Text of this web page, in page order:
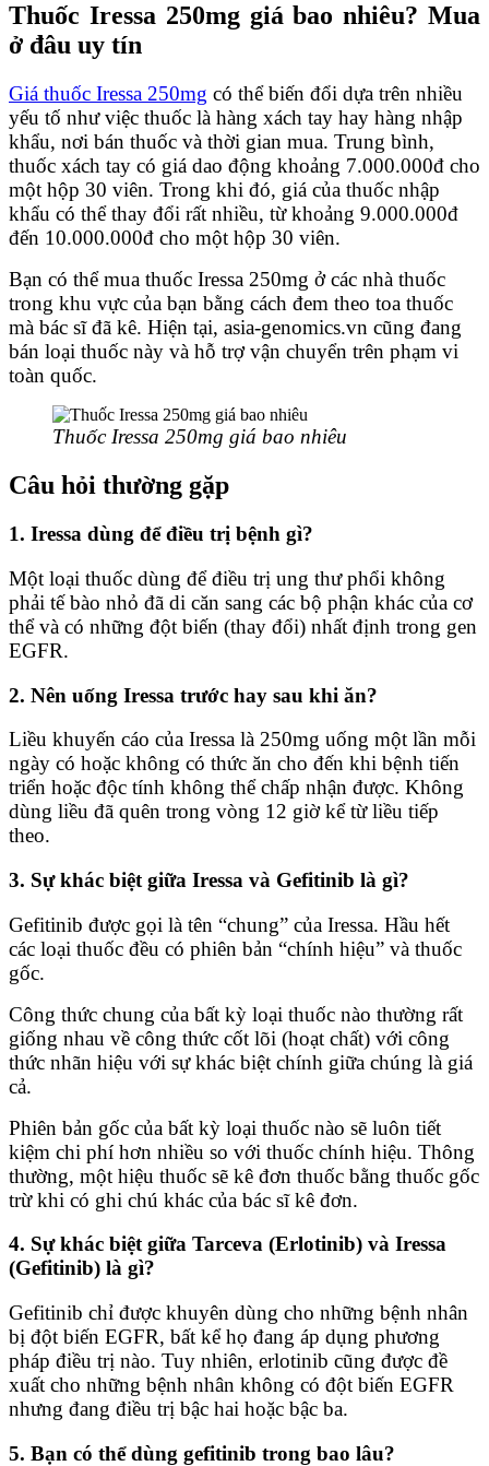
Thuốc Iressa 250mg giá bao nhiêu? Mua
ở đâu uy tín
Giá thuốc Iressa 250mg có thể biến đổi dựa trên nhiều
yếu tố như việc thuốc là hàng xách tay hay hàng nhập
khẩu, nơi bán thuốc và thời gian mua. Trung bình,
thuốc xách tay có giá dao động khoảng 7.000.000đ cho
một hộp 30 viên. Trong khi đó, giá của thuốc nhập
khẩu có thể thay đổi rất nhiều, từ khoảng 9.000.000đ
đến 10.000.000đ cho một hộp 30 viên.
Bạn có thể mua thuốc Iressa 250mg ở các nhà thuốc
trong khu vực của bạn bằng cách đem theo toa thuốc
mà bác sĩ đã kê. Hiện tại, asia-genomics.vn cũng đang
bán loại thuốc này và hỗ trợ vận chuyển trên phạm vi
toàn quốc.
Thuốc Iressa 250mg giá bao nhiêu
Câu hỏi thường gặp
1. Iressa dùng để điều trị bệnh gì?
Một loại thuốc dùng để điều trị ung thư phổi không
phải tế bào nhỏ đã di căn sang các bộ phận khác của cơ
thể và có những đột biến (thay đổi) nhất định trong gen
EGFR.
2. Nên uống Iressa trước hay sau khi ăn?
Liều khuyến cáo của Iressa là 250mg uống một lần mỗi
ngày có hoặc không có thức ăn cho đến khi bệnh tiến
triển hoặc độc tính không thể chấp nhận được. Không
dùng liều đã quên trong vòng 12 giờ kể từ liều tiếp
theo.
3. Sự khác biệt giữa Iressa và Gefitinib là gì?
Gefitinib được gọi là tên “chung” của Iressa. Hầu hết
các loại thuốc đều có phiên bản “chính hiệu” và thuốc
gốc.
Công thức chung của bất kỳ loại thuốc nào thường rất
giống nhau về công thức cốt lõi (hoạt chất) với công
thức nhãn hiệu với sự khác biệt chính giữa chúng là giá
cả.
Phiên bản gốc của bất kỳ loại thuốc nào sẽ luôn tiết
kiệm chi phí hơn nhiều so với thuốc chính hiệu. Thông
thường, một hiệu thuốc sẽ kê đơn thuốc bằng thuốc gốc
trừ khi có ghi chú khác của bác sĩ kê đơn.
4. Sự khác biệt giữa Tarceva (Erlotinib) và Iressa
(Gefitinib) là gì?
Gefitinib chỉ được khuyên dùng cho những bệnh nhân
bị đột biến EGFR, bất kể họ đang áp dụng phương
pháp điều trị nào. Tuy nhiên, erlotinib cũng được đề
xuất cho những bệnh nhân không có đột biến EGFR
nhưng đang điều trị bậc hai hoặc bậc ba.
5. Bạn có thể dùng gefitinib trong bao lâu?